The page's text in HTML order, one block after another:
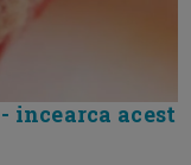
incearca acest